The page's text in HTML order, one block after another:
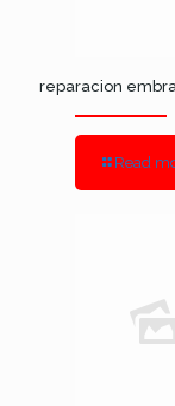
reparacion
Read